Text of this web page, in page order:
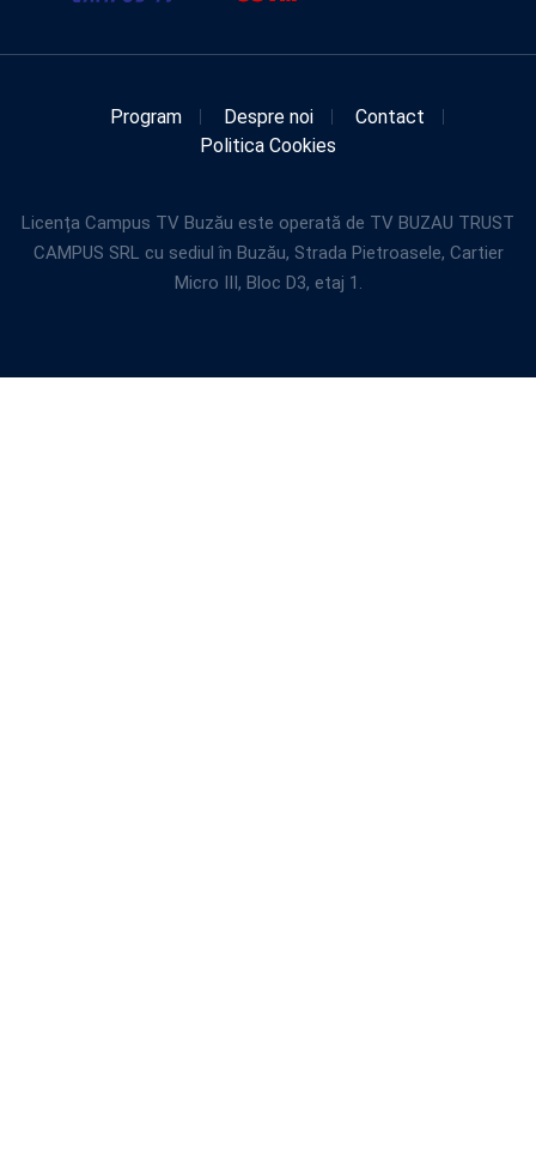
Program Despre noi
Contact
Politica Cookies
Licența Campus TV Buzău este operată de TV BUZAU TRUST
CAMPUS SRL cu sediul în Buzău, Strada Pietroasele, Cartier
Micro III, Bloc D3, etaj 1.